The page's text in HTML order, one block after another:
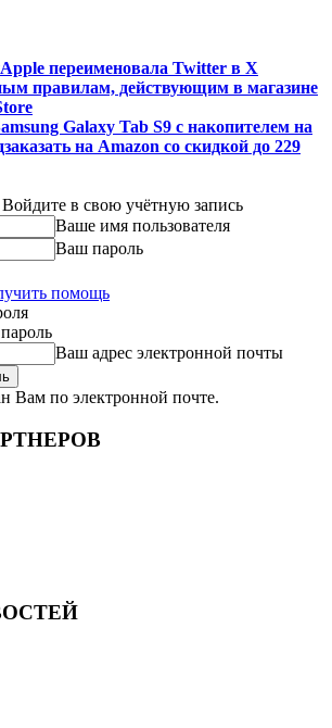
Apple переименовала Twitter в X
правилам, действующим в магазине
Galaxy Tab S9 c накопителем на
на Amazon cо скидкой до 229
в свою учётную запись
Ваше имя пользователя
Ваш пароль
помощь
Ваш адрес электронной почты
Вам по электронной почте.